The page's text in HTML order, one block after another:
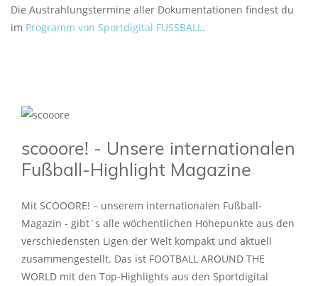
Die Austrahlungstermine aller Dokumentationen findest du
im Programm von Sportdigital FUSSBALL .
scooore! - Unsere internationalen
Fußball-Highlight Magazine
Mit SCOOORE! – unserem internationalen Fußball-
Magazin - gibt´s alle wöchentlichen Höhepunkte aus den
verschiedensten Ligen der Welt kompakt und aktuell
zusammengestellt. Das ist FOOTBALL AROUND THE
WORLD mit den Top-Highlights aus den Sportdigital